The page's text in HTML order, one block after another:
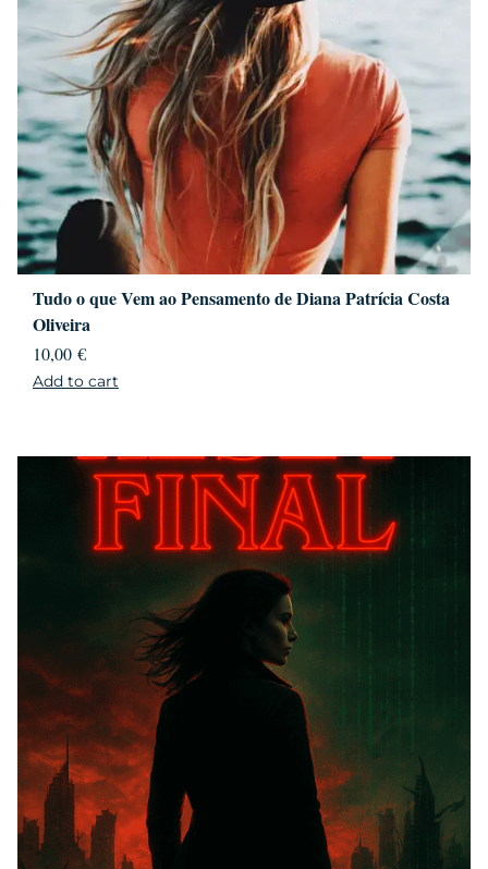
Tudo o que Vem ao Pensamento de Diana Patrícia Costa
Oliveira
10,00 €
Add to cart